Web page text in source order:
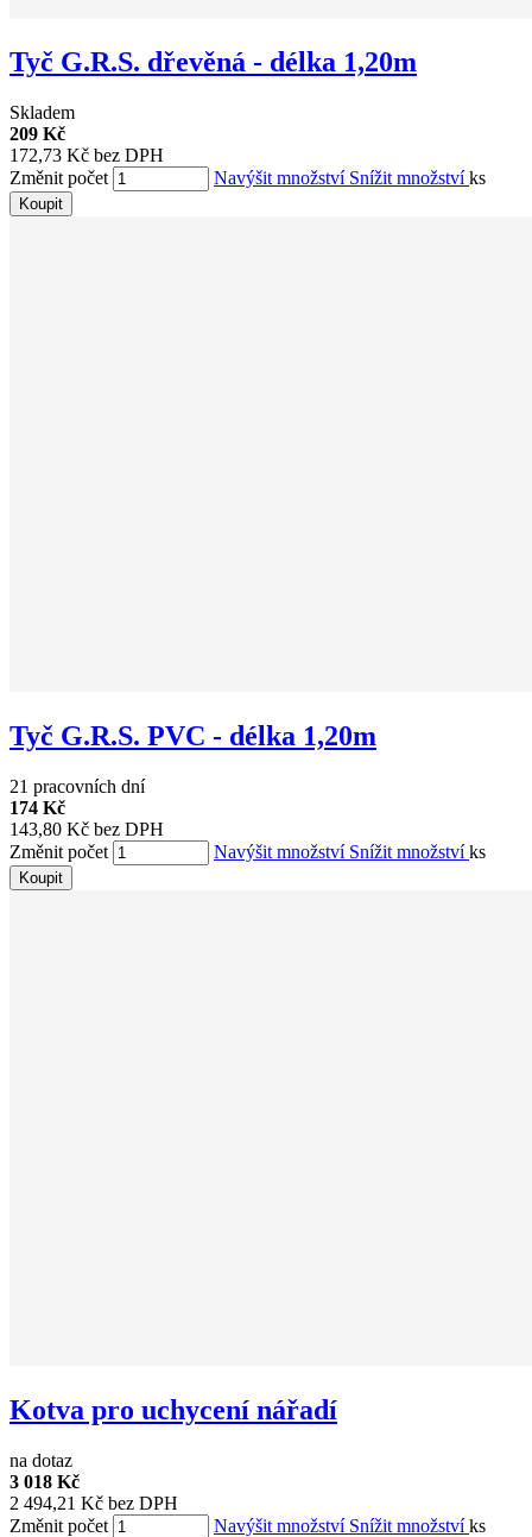
Tyč G.R.S. dřevěná - délka 1,20m
Skladem
209 Kč
172,73 Kč bez DPH
Změnit počet
Navýšit množství Snížit množstvíks
Koupit
Tyč G.R.S. PVC - délka 1,20m
21 pracovních dní
174 Kč
143,80 Kč bez DPH
Změnit počet
Navýšit množství Snížit množstvíks
Koupit
Kotva pro uchycení nářadí
na dotaz
3 018 Kč
2 494,21 Kč bez DPH
Změnit počet
Navýšit množství Snížit množstvíks